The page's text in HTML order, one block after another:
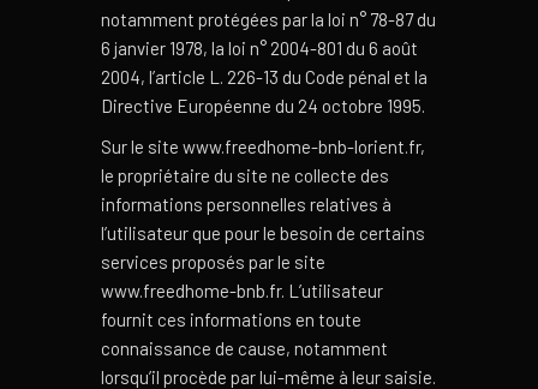
notamment protégées par la loi n° 78-87 du
6 janvier 1978, la loi n° 2004-801 du 6 août
2004, l’article L. 226-13 du Code pénal et la
Directive Européenne du 24 octobre 1995.
Sur le site www.freedhome-bnb-lorient.fr,
le propriétaire du site ne collecte des
informations personnelles relatives à
l’utilisateur que pour le besoin de certains
services proposés par le site
www.freedhome-bnb.fr. L’utilisateur
fournit ces informations en toute
connaissance de cause, notamment
lorsqu’il procède par lui-même à leur saisie.